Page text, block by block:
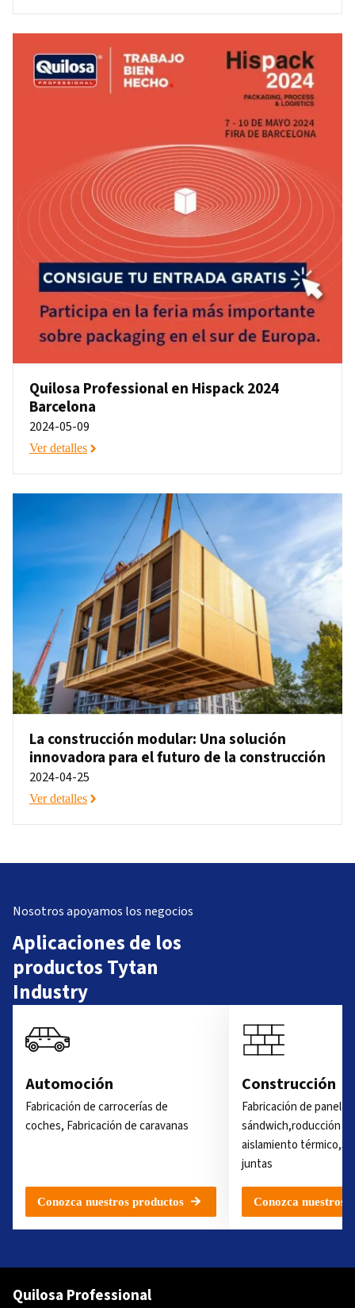
Quilosa Professional en Hispack 2024
Barcelona
2024-05-09
Ver detalles
La construcción modular: Una solución
innovadora para el futuro de la construcción
2024-04-25
Ver detalles
Nosotros apoyamos los negocios
Aplicaciones de los
productos Tytan
Industry
Automoción
Fabricación de carrocerías de
coches, Fabricación de caravanas
Conozca nuestros productos
Construcción
Fabricación de paneles
sándwich,roducción
aislamiento
juntas
Conozca nuestros
Quilosa Professional